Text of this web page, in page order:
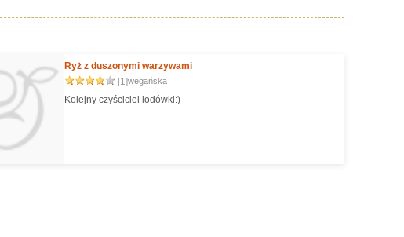
Ryż z duszonymi warzywami
[1]wegańska
Kolejny czyściciel lodówki:)